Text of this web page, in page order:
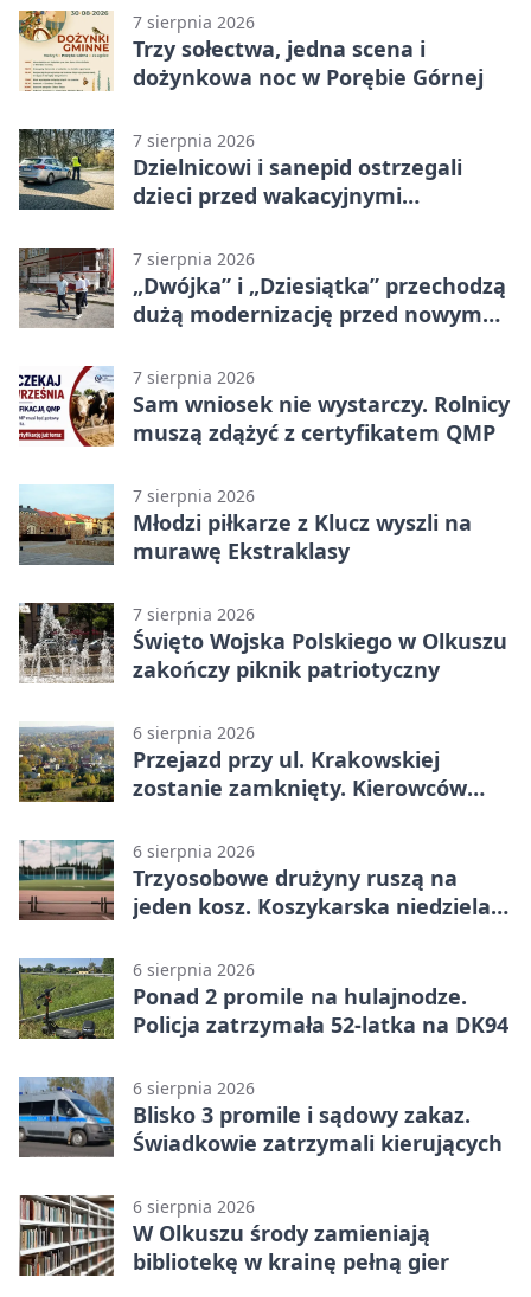
7 sierpnia 2026
Trzy sołectwa, jedna scena i
dożynkowa noc w Porębie Górnej
7 sierpnia 2026
Dzielnicowi i sanepid ostrzegali
dzieci przed wakacyjnymi
7 sierpnia 2026
„Dwójka” i „Dziesiątka” przechodzą
dużą modernizację przed nowym
7 sierpnia 2026
Sam wniosek nie wystarczy. Rolnicy
muszą zdążyć z certyfikatem QMP
7 sierpnia 2026
Młodzi piłkarze z Klucz wyszli na
murawę Ekstraklasy
7 sierpnia 2026
Święto Wojska Polskiego w Olkuszu
zakończy piknik patriotyczny
6 sierpnia 2026
Przejazd przy ul. Krakowskiej
zostanie zamknięty. Kierowców
6 sierpnia 2026
Trzyosobowe drużyny ruszą na
jeden kosz. Koszykarska niedziela
6 sierpnia 2026
Ponad 2 promile na hulajnodze.
Policja zatrzymała 52-latka na DK94
6 sierpnia 2026
Blisko 3 promile i sądowy zakaz.
Świadkowie zatrzymali kierujących
6 sierpnia 2026
W Olkuszu środy zamieniają
bibliotekę w krainę pełną gier